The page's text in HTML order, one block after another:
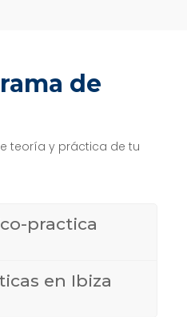
de
teoría y práctica de tu
practica
en Ibiza